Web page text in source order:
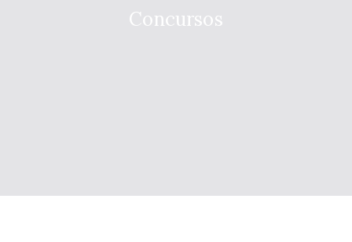
Concursos